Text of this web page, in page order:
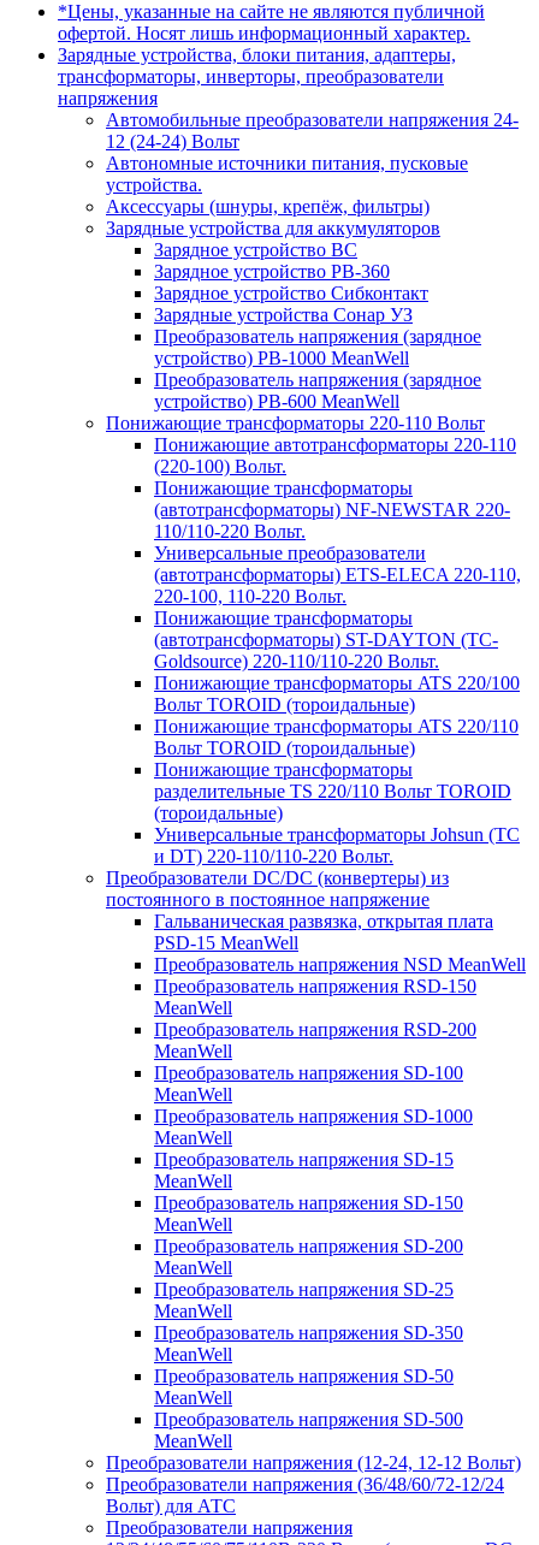
*Цены, указанные на сайте не являются публичной
офертой. Носят лишь информационный характер.
Зарядные устройства, блоки питания, адаптеры,
трансформаторы, инверторы, преобразователи
напряжения
Автомобильные преобразователи напряжения 24-
12 (24-24) Вольт
Автономные источники питания, пусковые
устройства.
Аксессуары (шнуры, крепёж, фильтры)
Зарядные устройства для аккумуляторов
Зарядное устройство BC
Зарядное устройство PB-360
Зарядное устройство Сибконтакт
Зарядные устройства Сонар УЗ
Преобразователь напряжения (зарядное
устройство) PB-1000 MeanWell
Преобразователь напряжения (зарядное
устройство) PB-600 MeanWell
Понижающие трансформаторы 220-110 Вольт
Понижающие автотрансформаторы 220-110
(220-100) Вольт.
Понижающие трансформаторы
(автотрансформаторы) NF-NEWSTAR 220-
110/110-220 Вольт.
Универсальные преобразователи
(автотрансформаторы) ETS-ELECA 220-110,
220-100, 110-220 Вольт.
Понижающие трансформаторы
(автотрансформаторы) ST-DAYTON (TC-
Goldsource) 220-110/110-220 Вольт.
Понижающие трансформаторы ATS 220/100
Вольт TOROID (тороидальные)
Понижающие трансформаторы ATS 220/110
Вольт TOROID (тороидальные)
Понижающие трансформаторы
разделительные TS 220/110 Вольт TOROID
(тороидальные)
Универсальные трансформаторы Johsun (TС
и DT) 220-110/110-220 Вольт.
Преобразователи DC/DC (конвертеры) из
постоянного в постоянное напряжение
Гальваническая развязка, открытая плата
PSD-15 MeanWell
Преобразователь напряжения NSD MeanWell
Преобразователь напряжения RSD-150
MeanWell
Преобразователь напряжения RSD-200
MeanWell
Преобразователь напряжения SD-100
MeanWell
Преобразователь напряжения SD-1000
MeanWell
Преобразователь напряжения SD-15
MeanWell
Преобразователь напряжения SD-150
MeanWell
Преобразователь напряжения SD-200
MeanWell
Преобразователь напряжения SD-25
MeanWell
Преобразователь напряжения SD-350
MeanWell
Преобразователь напряжения SD-50
MeanWell
Преобразователь напряжения SD-500
MeanWell
Преобразователи напряжения (12-24, 12-12 Вольт)
Преобразователи напряжения (36/48/60/72-12/24
Вольт) для АТС
Преобразователи напряжения